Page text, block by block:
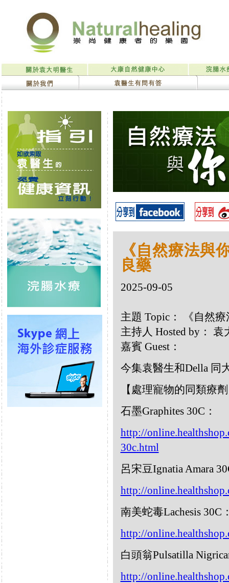
《自然療法與
良藥
2025-09-05
主題 Topic： 《自然
主持人 Hosted by：
嘉賓 Guest：
今集袁醫生和Della 同
【處理寵物的同類療
石墨Graphites 30C：
http://
30c.html
呂宋豆Ignatia Amara
http://
南美蛇毒Lachesis 30C
http://
白頭翁Pulsatilla
http://